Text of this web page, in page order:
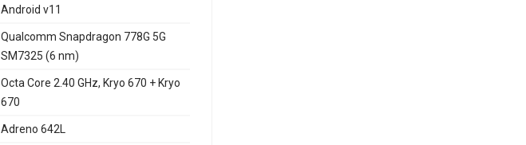
Android v11
Qualcomm Snapdragon 778G 5G
SM7325 (6 nm)
Octa Core 2.40 GHz, Kryo 670 + Kryo
670
Adreno 642L